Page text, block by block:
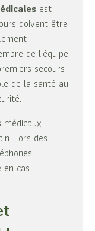
est
doivent être
de l'équipe
secours
de la santé au
médicaux
Lors des
cas